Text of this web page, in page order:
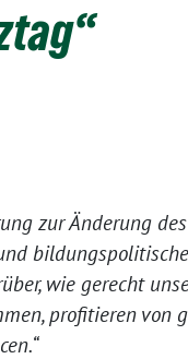
zur Änderung
wie gerecht
profitieren von